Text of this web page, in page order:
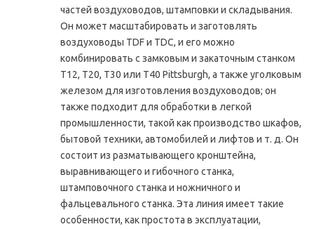
частей воздуховодов, штамповки и складывания.
Он может масштабировать и заготовлять
воздуховоды TDF и TDC, и его можно
комбинировать с замковым и закаточным станком
T12, T20, T30 или T40 Pittsburgh, а также уголковым
железом для изготовления воздуховодов; он
также подходит для обработки в легкой
промышленности, такой как производство шкафов,
бытовой техники, автомобилей и лифтов и т. д. Он
состоит из разматывающего кронштейна,
выравнивающего и гибочного станка,
штамповочного станка и ножничного и
фальцевального станка. Эта линия имеет такие
особенности, как простота в эксплуатации,